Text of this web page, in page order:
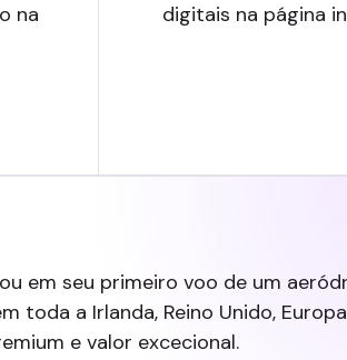
na
digitais na página
em seu primeiro voo de um
toda a Irlanda, Reino Unido,
e valor excecional.